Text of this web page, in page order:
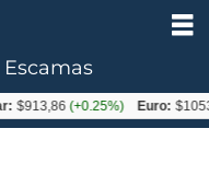
Escamas
(+0.25%) Euro: $1053,08(-